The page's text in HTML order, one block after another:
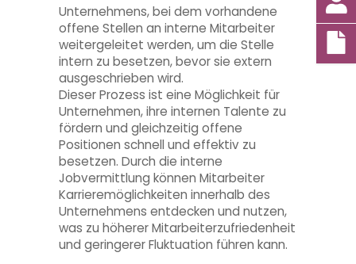
Unternehmens, bei dem vorhandene
offene Stellen an interne Mitarbeiter
weitergeleitet werden, um die Stelle
intern zu besetzen, bevor sie extern
ausgeschrieben wird.
Dieser Prozess ist eine Möglichkeit für
Unternehmen, ihre internen Talente zu
fördern und gleichzeitig offene
Positionen schnell und effektiv zu
besetzen. Durch die interne
Jobvermittlung können Mitarbeiter
Karrieremöglichkeiten innerhalb des
Unternehmens entdecken und nutzen,
was zu höherer Mitarbeiterzufriedenheit
und geringerer Fluktuation führen kann.